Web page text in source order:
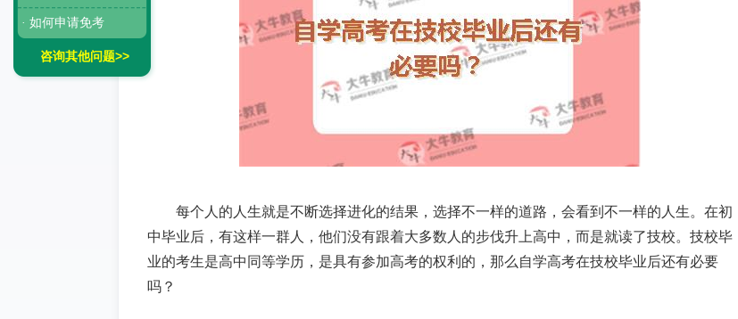
每个人的人生就是不断选择进化的结果，选择不一样的道路，会看到不一样的人生。在初
中毕业后，有这样一群人，他们没有跟着大多数人的步伐升上高中，而是就读了技校。技校毕
业的考生是高中同等学历，是具有参加高考的权利的，那么自学高考在技校毕业后还有必要
吗？
· 如何申请免考
咨询其他问题>>